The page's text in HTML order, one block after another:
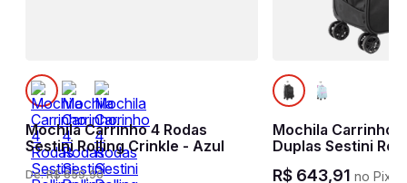
Mochila Carrinho 4 Rodas
Sestini Rolling Crinkle - Azul
De:R$ 659,90
Mochila Carrinho
Duplas Sestini
R$ 643,91 no Pix